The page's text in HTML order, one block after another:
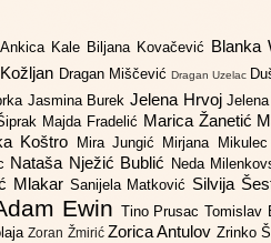
Ankica Kale Biljana Kovačević Blanka
Dragan MiščevićDragan Uzelac
Jasmina BurekJelena Hrvoj
Majda Fradelić Marica Žanetić
Koštro Mira Jungić Mirjana Mikulec
Nataša Nježić Bublić Neda
Mlakar Sanijela Matković Silvija
Ewin Tino PrusacTomislav
Zoran ŽmirićZorica Antulov Zrinko